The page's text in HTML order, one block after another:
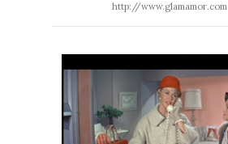
http://www.glamamor.com